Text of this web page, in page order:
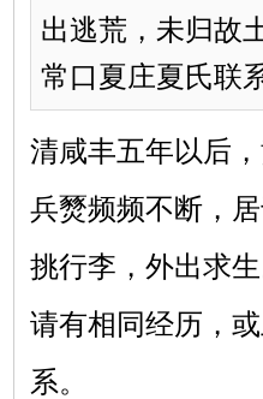
出逃荒，未归故
常口夏庄夏氏联
清咸丰五年以后
兵燹频频不断，
挑行李，外出求
请有相同经历，
系。